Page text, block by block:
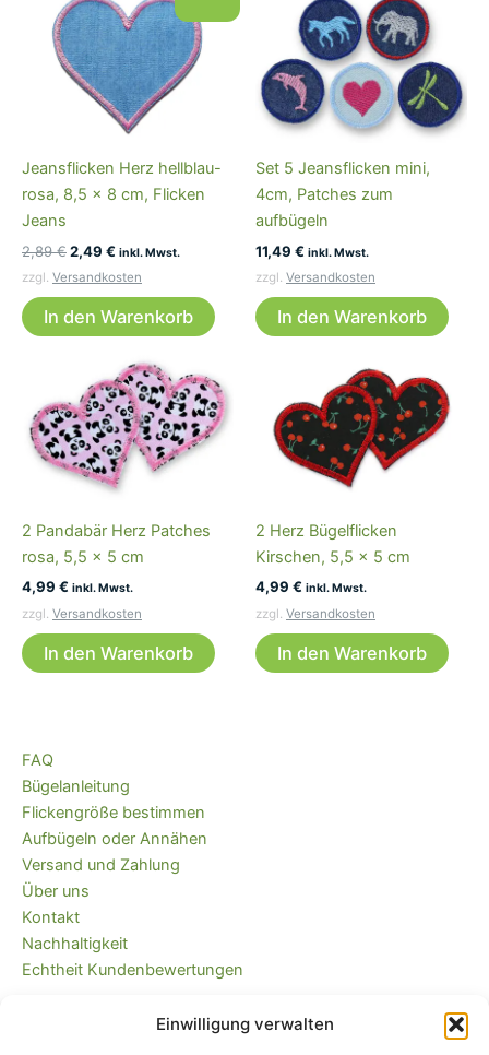
Einwilligung verwalten
Jeansflicken Herz hellblau-
rosa, 8,5 x 8 cm, Flicken
Jeans
2,89€Ursprünglicher
Preis
war:
2,49 € Aktueller
ist:
inkl. Mwst.
zzgl. Versandkosten
In den Warenkorb
Set 5 Jeansflicken mini,
4cm, Patches zum
aufbügeln
11,49 € inkl. Mwst.
zzgl. Versandkosten
In den Warenkorb
2 Pandabär Herz Patches
rosa, 5,5 x 5 cm
4,99 € inkl. Mwst.
zzgl. Versandkosten
In den Warenkorb
2 Herz Bügelflicken
Kirschen, 5,5 x 5 cm
4,99 € inkl. Mwst.
zzgl. Versandkosten
In den Warenkorb
FAQ
Bügelanleitung
Flickengröße bestimmen
Aufbügeln oder Annähen
Versand und Zahlung
Über uns
Kontakt
Nachhaltigkeit
Echtheit Kundenbewertungen
Kaufvertrag widerrufen